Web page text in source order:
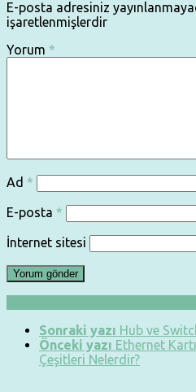
E-posta adresiniz
işaretlenmişlerdir
Yorum *
Ad *
E-posta *
İnternet sitesi
Sonraki yazı Hub ve
Önceki yazı Ethernet Kartı
Çeşitleri Nelerdir?